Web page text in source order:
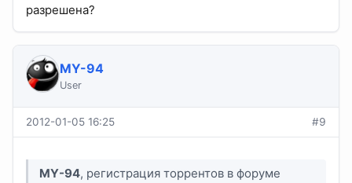
разрешена?
MY-94
User
2012-01-05 16:25 #9
MY-94, регистрация торрентов в форуме